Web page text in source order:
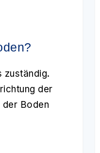
zuständig.
der
Boden